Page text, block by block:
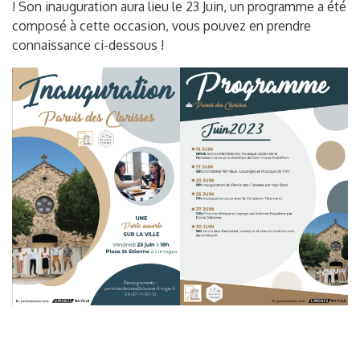
! Son inauguration aura lieu le 23 Juin, un programme a été
composé à cette occasion, vous pouvez en prendre
connaissance ci-dessous !